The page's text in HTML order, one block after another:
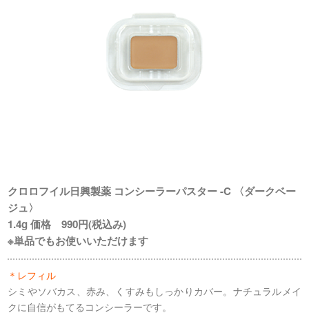
クロロフイル日興製薬 コンシーラーパスター -C 〈ダークベー
ジュ〉
1.4g 価格 990円(税込み)
※単品でもお使いいただけます
＊レフィル
シミやソバカス、赤み、くすみもしっかりカバー。ナチュラルメイ
クに自信がもてるコンシーラーです。